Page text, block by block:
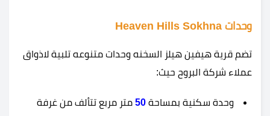
وحدات Heaven Hills Sokhna
تضم قرية هيفين هيلز السخنه وحدات متنوعه تلبية لاذواق
عملاء شركة البروح حيث:
وحدة سكنية بمساحة 50 متر مربع تتألف من غرفة